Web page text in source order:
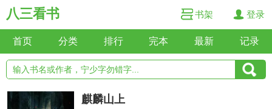
八三看书 书架 登录
首页 分类 排行 完本 最新 记录
麒麟山上